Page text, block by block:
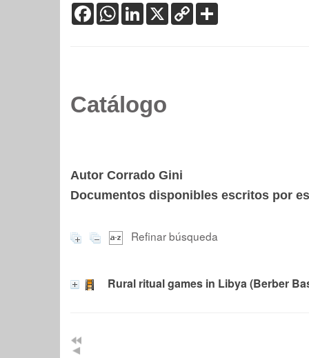
FacebookWhatsApp
LinkedIn
X Copy
Link
Catálogo
Autor Corrado Gini
Documentos disponibles escritos por
Refinar búsqueda
Rural ritual games in Libya (Berber